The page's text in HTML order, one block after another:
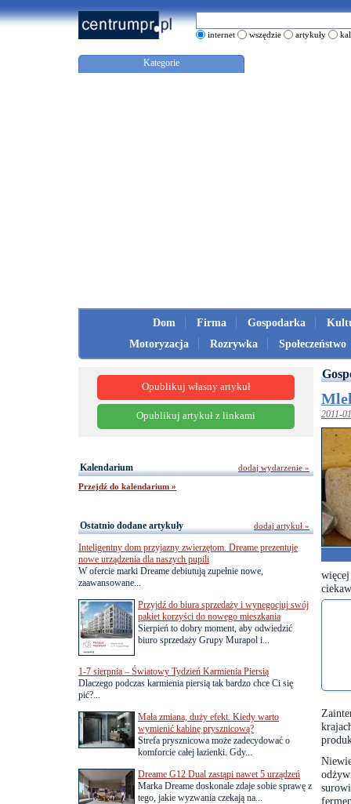
internet wszędzie artykuły
Kategorie
Dom Firma Gospodarka
Motoryzacja
Rozrywka Społeczeństwo
2011-
Opublikuj własny artykuł
Opublikuj artykuł z linkami
Kalendarium
Przejdź do kalendarium »
dodaj wydarzenie »
Ostatnio dodane artykuły
Inteligentny dom przyjazny zwierzętom. Dreame prezentuje
nowe urządzenia dla naszych pupili
W ofercie marki Dreame debiutują zupełnie nowe,
zaawansowane...
Przyjdź do biura sprzedaży i wynegocjuj swój
pakiet korzyści do nowego mieszkania
Sierpień to dobry moment, aby odwiedzić
biuro sprzedaży Grupy Murapol i...
1-7 sierpnia – Światowy Tydzień Karmienia Piersią
Dlaczego podczas karmienia piersią tak bardzo chce Ci się
pić?...
Mała zmiana, duży efekt. Kiedy warto
wymienić kabinę prysznicową?
Strefa prysznicowa może zadecydować o
komforcie całej łazienki. Gdy...
Dreame G12 Dual zastąpi nawet 5 urządzeń
Marka Dreame doskonale zdaje sobie sprawę z
tego, jakie wyzwania czekają na...
dodaj artykuł »